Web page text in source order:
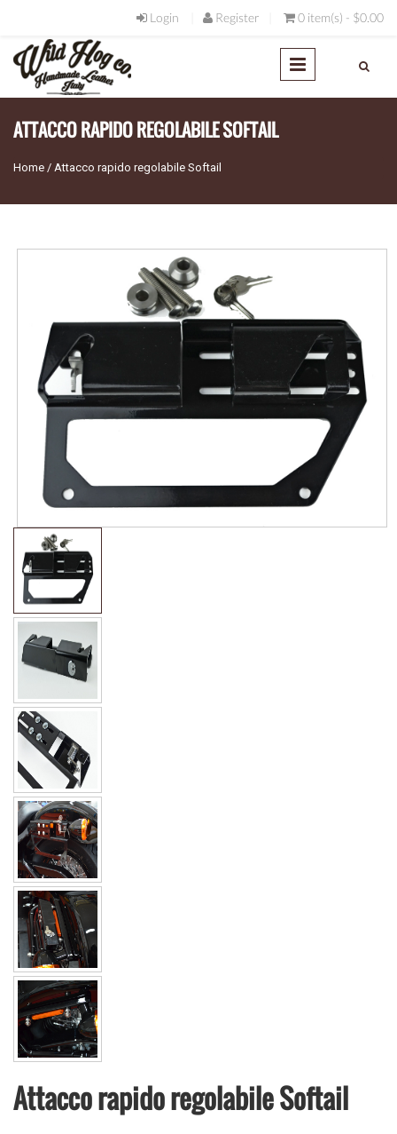
Salta al contenuto principale Login Register 0 item(s) - $0.00
ATTACCO RAPIDO REGOLABILE SOFTAIL
Home / Attacco rapido regolabile Softail
Attacco rapido regolabile Softail